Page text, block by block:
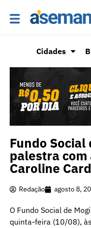
Cidades
Fundo Social
palestra
Caroline
Redação agosto 8,
O Fundo Social de
quinta-feira (10/08),